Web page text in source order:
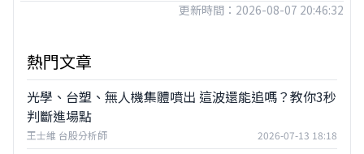
更新時間：2026-08-07 20:46:32
熱門文章
光學、台塑、無人機集體噴出 這波還能追嗎？教你3秒
判斷進場點
王士維 台股分析師 2026-07-13 18:18